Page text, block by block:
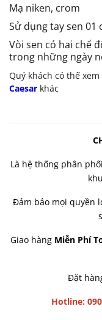
Mạ niken, crom
Sử dụng tay sen 01
Vòi sen có hai chế
trong những ngày
Quý khách có thế
Caesar khác
Là hệ thống phân phối
Đảm bảo mọi quyền
Giao hàng Miễn Phí
Đặt
Hotline: